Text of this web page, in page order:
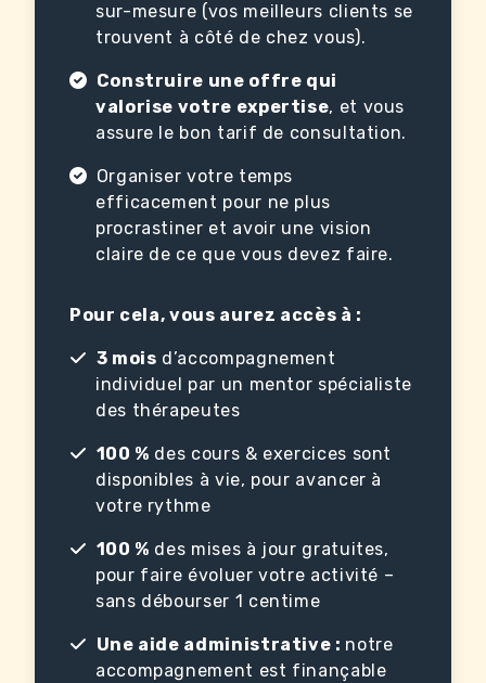
sur-mesure (vos meilleurs clients se
trouvent à côté de chez vous).
Construire une offre qui
valorise votre expertise, et vous
assure le bon tarif de consultation.
Organiser votre temps
efficacement pour ne plus
procrastiner et avoir une vision
claire de ce que vous devez faire.
Pour cela, vous aurez accès à :
3 mois d’accompagnement
individuel par un mentor spécialiste
des thérapeutes
100 % des cours & exercices sont
disponibles à vie, pour avancer à
votre rythme
100 % des mises à jour gratuites,
pour faire évoluer votre activité –
sans débourser 1 centime
Une aide administrative : notre
accompagnement est finançable